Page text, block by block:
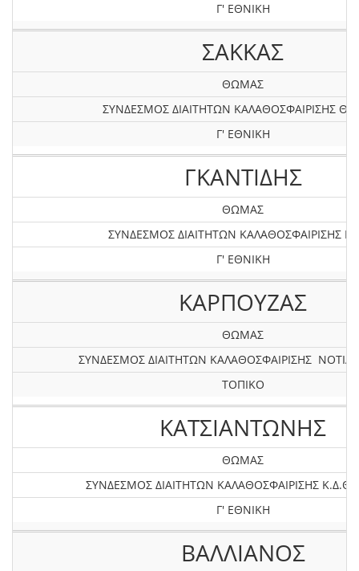
Γ' ΕΘΝΙΚΗ
ΣΑΚΚΑΣ
ΘΩΜΑΣ
ΣΥΝΔΕΣΜΟΣ ΔΙΑΙΤΗΤΩΝ ΚΑΛΑΘΟΣΦΑΙΡΙΣΗΣ
Γ' ΕΘΝΙΚΗ
ΓΚΑΝΤΙΔΗΣ
ΘΩΜΑΣ
ΣΥΝΔΕΣΜΟΣ ΔΙΑΙΤΗΤΩΝ ΚΑΛΑΘΟΣΦΑΙΡΙΣΗΣ
Γ' ΕΘΝΙΚΗ
ΚΑΡΠΟΥΖΑΣ
ΘΩΜΑΣ
ΣΥΝΔΕΣΜΟΣ ΔΙΑΙΤΗΤΩΝ ΚΑΛΑΘΟΣΦΑΙΡΙΣΗΣ
ΤΟΠΙΚΟ
ΚΑΤΣΙΑΝΤΩΝΗΣ
ΘΩΜΑΣ
ΣΥΝΔΕΣΜΟΣ ΔΙΑΙΤΗΤΩΝ ΚΑΛΑΘΟΣΦΑΙΡΙΣΗΣ
Γ' ΕΘΝΙΚΗ
ΒΑΛΛΙΑΝΟΣ